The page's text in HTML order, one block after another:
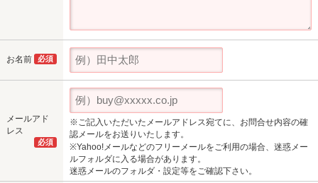
お名前 必須
メールアド
レス
必須
※ご記入いただいたメールアドレス宛てに、お問合せ内容の確
認メールをお送りいたします。
※Yahoo!メールなどのフリーメールをご利用の場合、迷惑メー
ルフォルダに入る場合があります。
迷惑メールのフォルダ・設定等をご確認下さい。